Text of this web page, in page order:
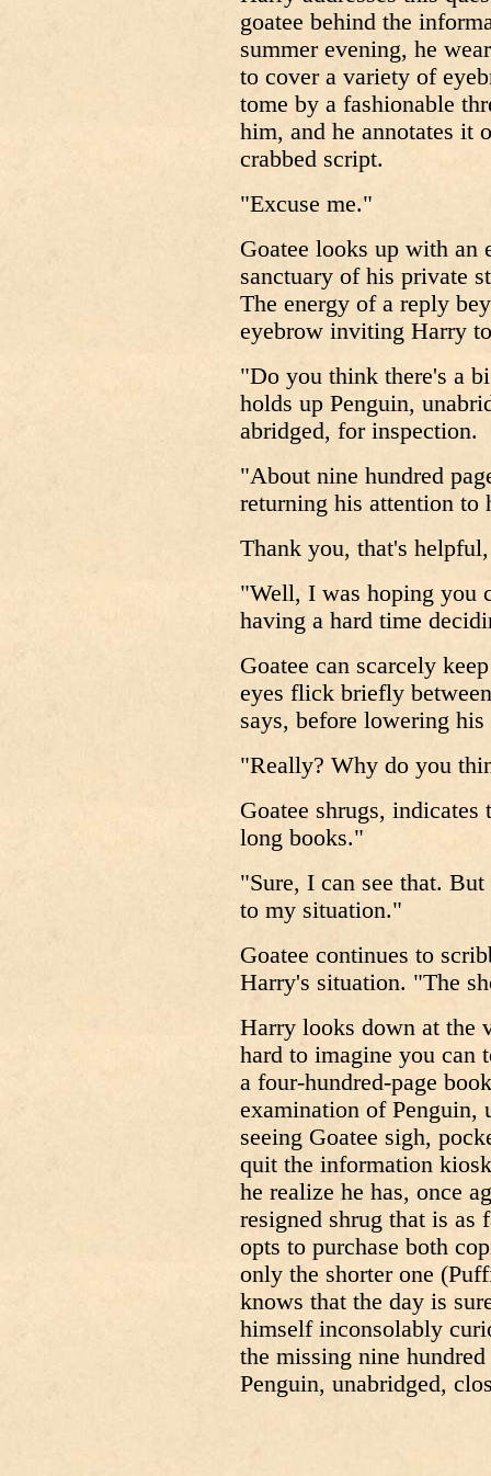
goatee behind the
summer evening, he
to cover a variety of
tome by a fashionable
him, and he annotates it
crabbed script.
"Excuse me."
Goatee looks up with an
sanctuary of his private
The energy of a reply
eyebrow inviting Harry
"Do you think there's a
holds up Penguin,
abridged, for inspection.
"About nine hundred
returning his attention to
Thank you, that's
"Well, I was hoping you
having a hard time
Goatee can scarcely
eyes flick briefly
says, before lowering his
"Really? Why do you
Goatee shrugs,
long books."
"Sure, I can see that.
to my situation."
Goatee continues to
Harry's situation. "The
Harry looks down at the
hard to imagine you can
a four-hundred-page
examination of Penguin,
seeing Goatee sigh,
quit the information
he realize he has, once
resigned shrug that is
opts to purchase both
only the shorter one
knows that the day is
himself inconsolably
the missing nine
Penguin, unabridged,